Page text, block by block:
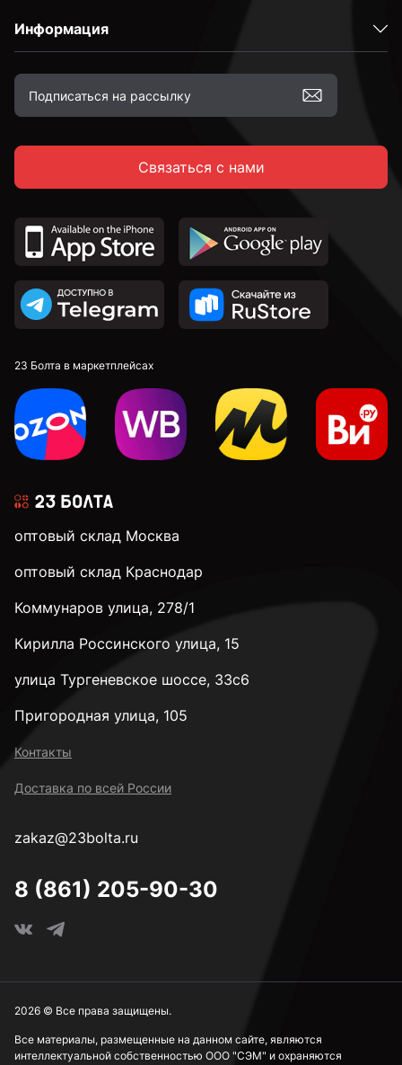
Информация
Связаться с нами
23 Болта в маркетплейсах
оптовый склад Москва
оптовый склад Краснодар
Коммунаров улица, 278/1
Кирилла Россинского улица, 15
улица Тургеневское шоссе, 33с6
Пригородная улица, 105
Контакты
Доставка по всей России
zakaz@23bolta.ru
8 (861) 205-90-30
Все материалы, размещенные на данном сайте, являются
интеллектуальной собственностью ООО "СЭМ" и охраняются
2026 © Все права защищены.